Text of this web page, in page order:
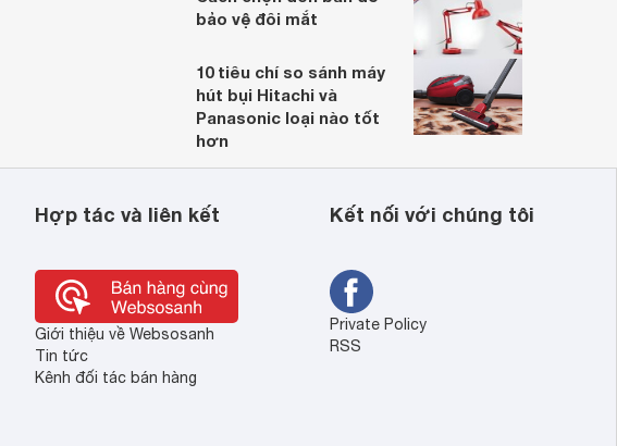
bảo vệ đôi mắt
10 tiêu chí so sánh máy
hút bụi Hitachi và
Panasonic loại nào tốt
hơn
Hợp tác và liên kết
Giới thiệu về Websosanh
Tin tức
Kênh đối tác bán hàng
Kết nối với chúng tôi
Private Policy
RSS